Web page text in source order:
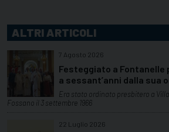
ALTRI ARTICOLI
7 Agosto 2026
Festeggiato a Fontanelle
a sessant’anni dalla sua
Era stato ordinato presbitero a
Fossano il 3 settembre 1966
22 Luglio 2026